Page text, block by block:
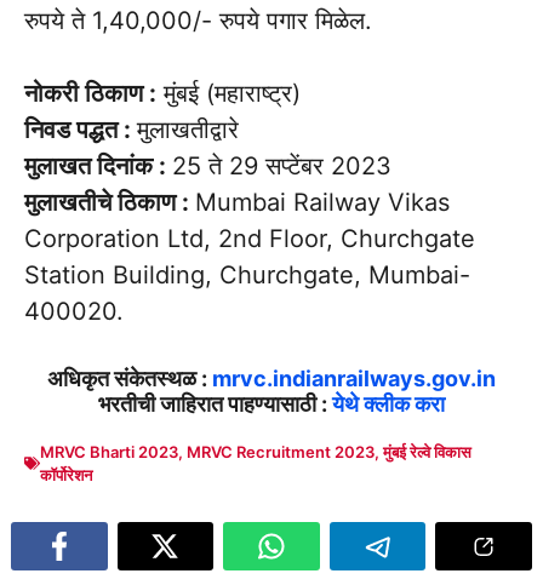
रुपये ते 1,40,000/- रुपये पगार मिळेल.
नोकरी ठिकाण : मुंबई (महाराष्ट्र)
निवड पद्धत :मुलाखतीद्वारे
मुलाखत दिनांक : 25 ते 29 सप्टेंबर 2023
मुलाखतीचे ठिकाण : Mumbai Railway Vikas
Corporation Ltd, 2nd Floor, Churchgate
Station Building, Churchgate, Mumbai-
400020.
अधिकृत संकेतस्थळ : mrvc.indianrailways.gov.in
भरतीची जाहिरात पाहण्यासाठी :येथे क्लीक करा
MRVC Bharti 2023, MRVC Recruitment 2023,मुंबई रेल्वे विकास
कॉर्पोरेशन